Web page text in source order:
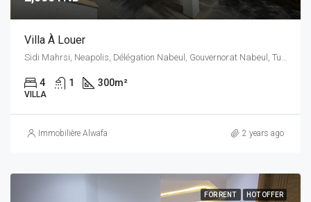
Villa À Louer
4 1 300m²
VILLA
Immobilière Alwafa 2 years ago
FOR RENT HOT OFFER